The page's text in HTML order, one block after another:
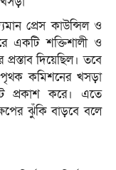
প্রেস কাউন্সিল ও
একটি শক্তিশালী ও
দিয়েছিল। তবে
পৃথক কমিশনের খসড়া
প্রকাশ করে। এতে
ঝুঁকি বাড়বে বলে